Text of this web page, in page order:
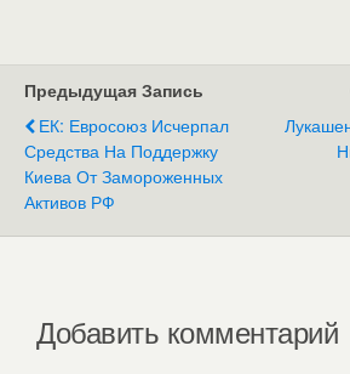
Предыдущая Запись
ЕК: Евросоюз Исчерпал
Средства На Поддержку
Киева От Замороженных
Активов РФ
Добавить комментарий